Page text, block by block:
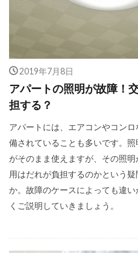
2019年7月8日
アパートの照明が故障！
担する？
アパートには、エアコンやコン
備されていることも多いです。
がそのまま使えますが、その照
用はだれが負担するのかという
か。故障のケースによっても違
くご説明していきましょう。